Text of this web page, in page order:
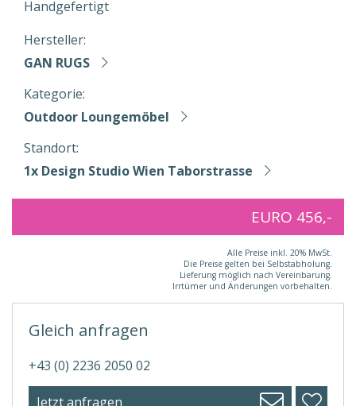
Handgefertigt
Hersteller:
GAN RUGS
Kategorie:
Outdoor Loungemöbel
Standort:
1x Design Studio Wien Taborstrasse
EURO 456,-
Alle Preise inkl. 20% MwSt.
Die Preise gelten bei Selbstabholung.
Lieferung möglich nach Vereinbarung.
Irrtümer und Änderungen vorbehalten.
Gleich anfragen
+43 (0) 2236 2050 02
Jetzt anfragen